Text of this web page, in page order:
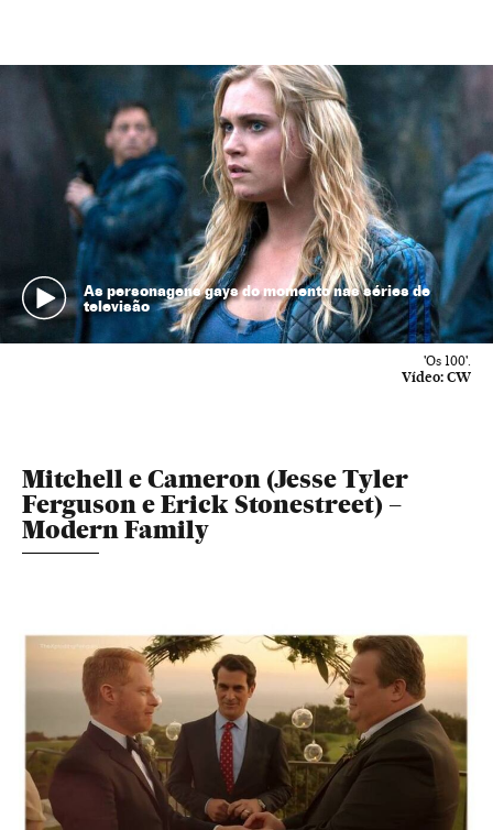
As personagens gays do momento nas séries de
televisão
'Os 100'.
Vídeo: CW
Mitchell e Cameron (Jesse Tyler
Ferguson e Erick Stonestreet) –
Modern Family